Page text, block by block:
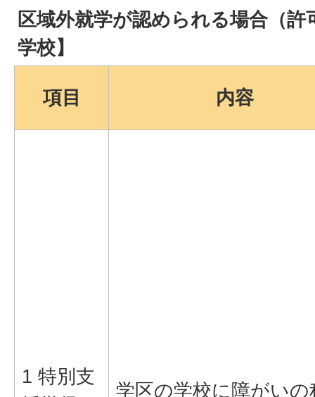
区域外就学が認められる場合（許
学校】
項目 内容
1 特別支
学区の学校に障がいの